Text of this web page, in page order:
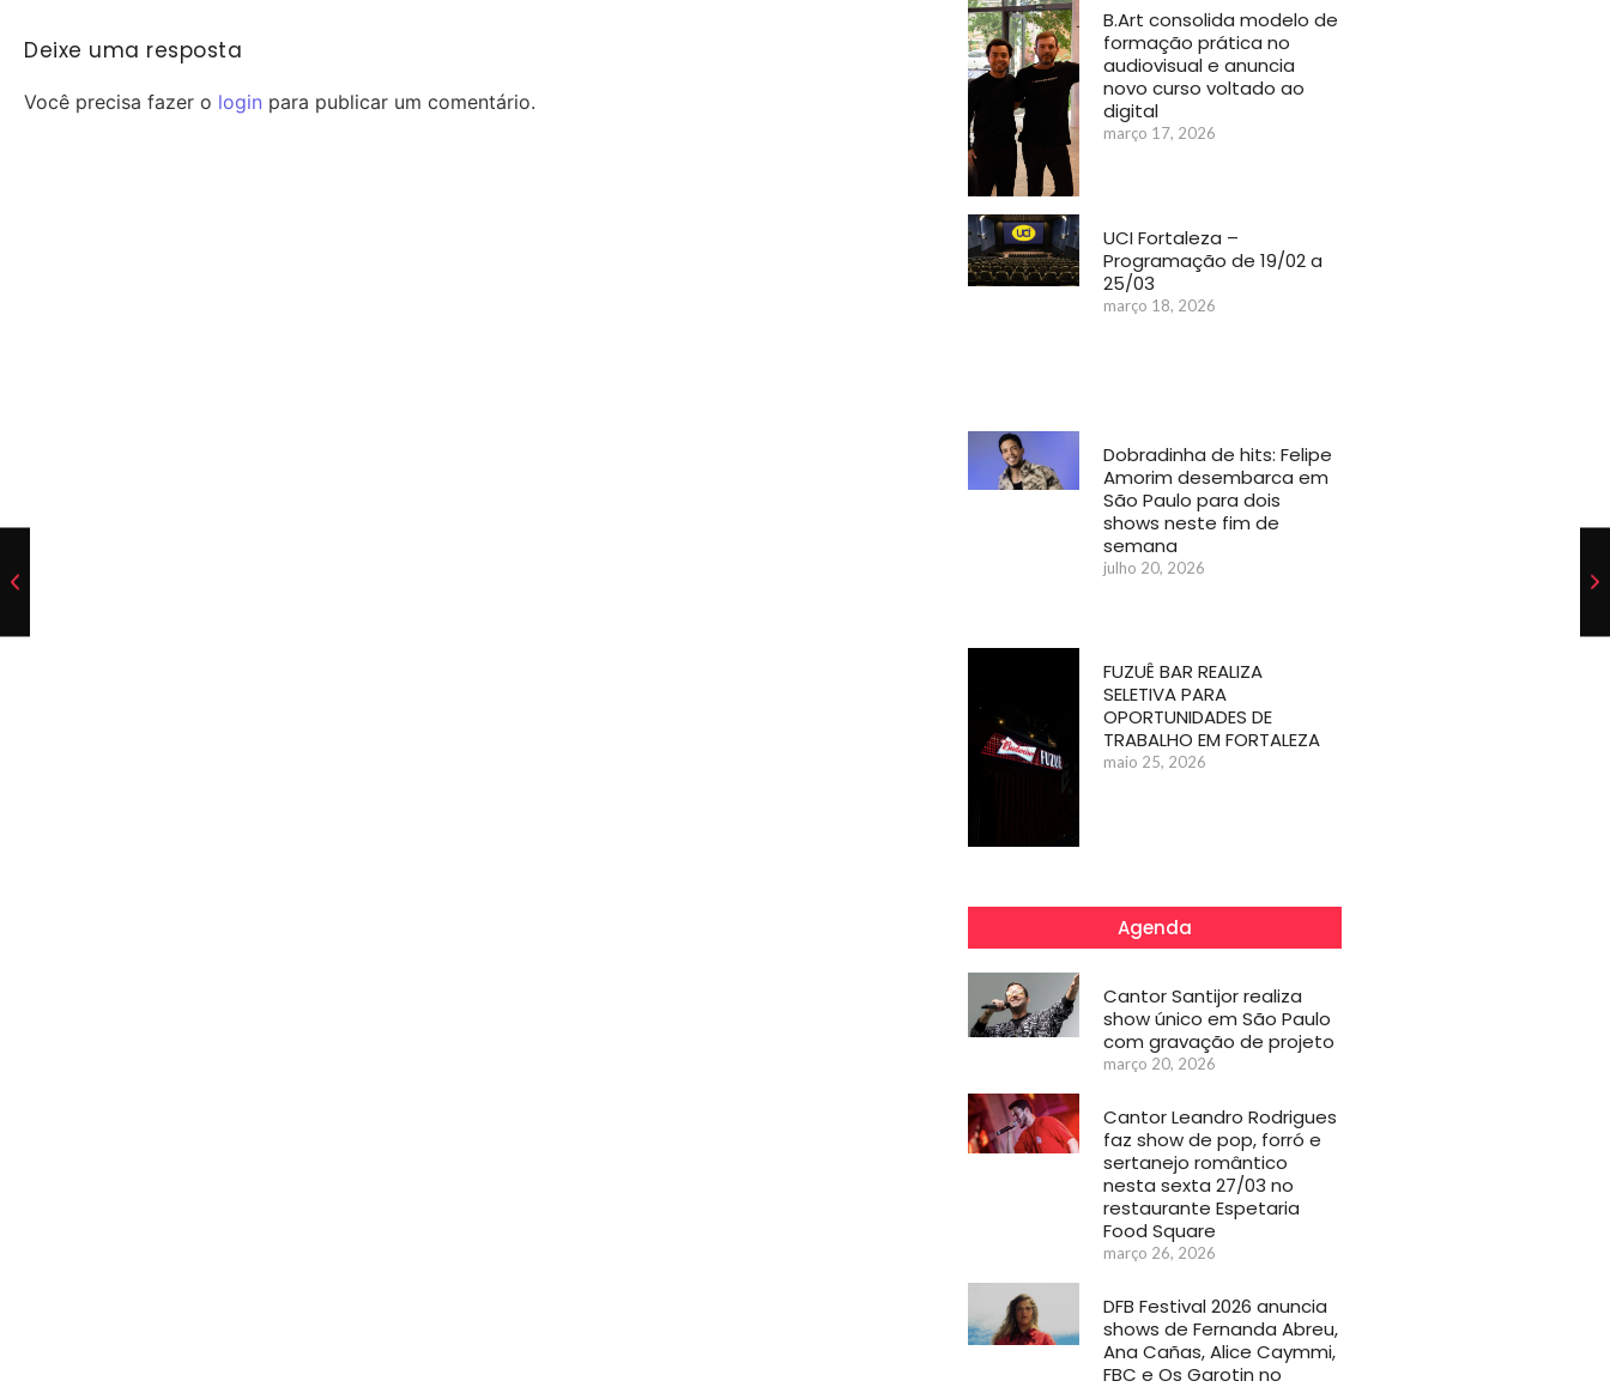
Deixe uma resposta
Você precisa fazer o login para publicar um comentário.
B.Art consolida modelo de
formação prática no
audiovisual e anuncia
novo curso voltado ao
digital
março 17, 2026
UCI Fortaleza –
Programação de 19/02 a
25/03
março 18, 2026
Dobradinha de hits: Felipe
Amorim desembarca em
São Paulo para dois
shows neste fim de
semana
julho 20, 2026
FUZUÊ BAR REALIZA
SELETIVA PARA
OPORTUNIDADES DE
TRABALHO EM FORTALEZA
maio 25, 2026
Agenda
Cantor Santijor realiza
show único em São Paulo
com gravação de projeto
março 20, 2026
Cantor Leandro Rodrigues
faz show de pop, forró e
sertanejo romântico
nesta sexta 27/03 no
restaurante Espetaria
Food Square
março 26, 2026
DFB Festival 2026 anuncia
shows de Fernanda Abreu,
Ana Cañas, Alice Caymmi,
FBC e Os Garotin no